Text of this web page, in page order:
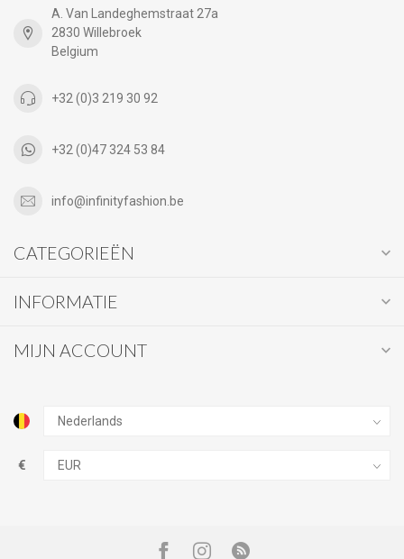
A. Van Landeghemstraat 27a
2830 Willebroek
Belgium
+32 (0)3 219 30 92
+32 (0)47 324 53 84
info@infinityfashion.be
CATEGORIEËN
INFORMATIE
MIJN ACCOUNT
€